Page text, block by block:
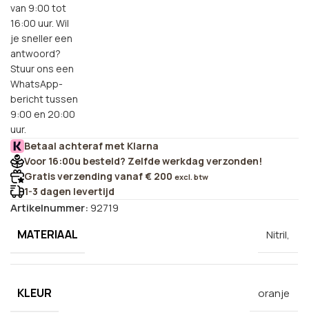
van 9:00 tot
16:00 uur. Wil
je sneller een
antwoord?
Stuur ons een
WhatsApp-
bericht tussen
9:00 en 20:00
uur.
Betaal achteraf met Klarna
Voor 16:00u besteld? Zelfde werkdag verzonden!
Gratis verzending vanaf € 200 excl. btw
1-3 dagen levertijd
Artikelnummer: 92719
MATERIAAL Nitril,
KLEUR oranje